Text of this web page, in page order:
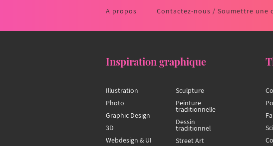
A propos Contactez-nous / Soumettre une
Inspiration graphique
Illustration
Photo
Graphic Design
3D
Webdesign & UI
Sculpture
Peinture
traditionnelle
Dessin
traditionnel
Street Art